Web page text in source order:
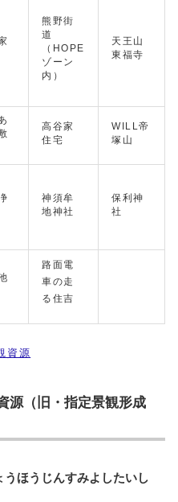
熊野街
道
（HOPE
ゾーン
内）
天王山
東福寺
高谷家
住宅
WILL帝
塚山
神須牟
地神社
保利神
社
路面電
車の走
る住吉
資源
源（旧・指定景観形成
ほうじんすみよしたいし